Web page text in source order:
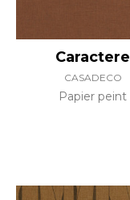
Caractere
CASADECO
Papier peint